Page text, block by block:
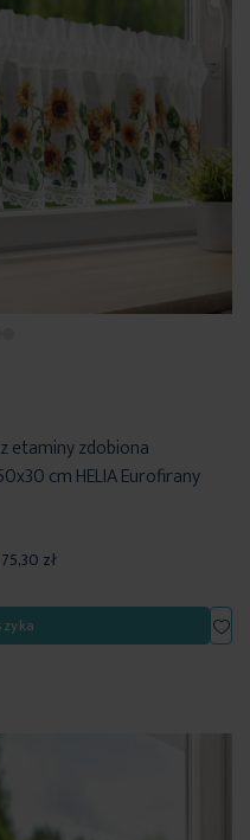
etaminy zdobiona
cm HELIA Eurofirany
75,30 zł